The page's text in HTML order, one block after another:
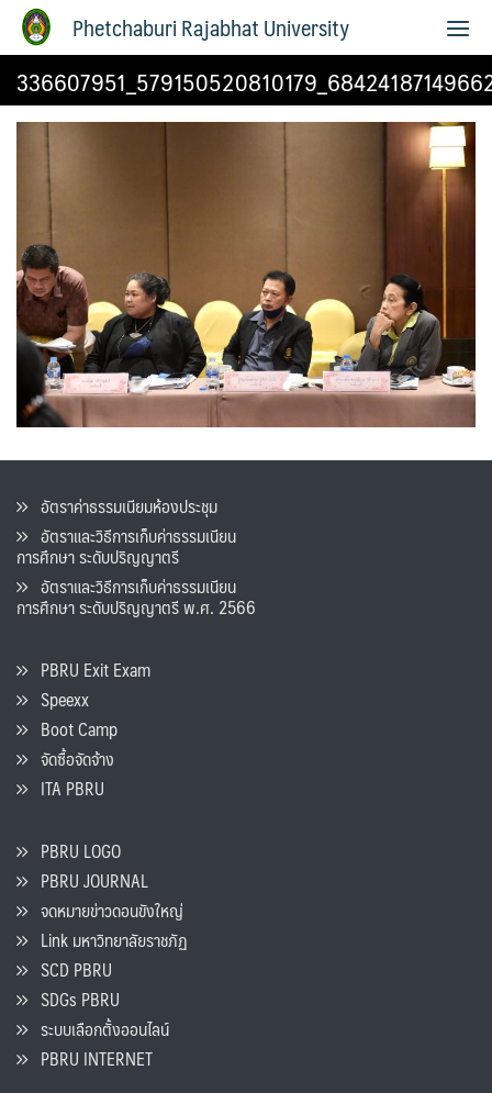
Phetchaburi Rajabhat University
อัตราค่าธรรมเนียมห้องประชุม
อัตราและวิธีการเก็บค่าธรรมเนียน
การศึกษา ระดับปริญญาตรี
อัตราและวิธีการเก็บค่าธรรมเนียน
การศึกษา ระดับปริญญาตรี พ.ศ. 2566
PBRU Exit Exam
Speexx
Boot Camp
จัดซื้อจัดจ้าง
ITA PBRU
PBRU LOGO
PBRU JOURNAL
จดหมายข่าวดอนขังใหญ่
Link มหาวิทยาลัยราชภัฏ
SCD PBRU
SDGs PBRU
ระบบเลือกตั้งออนไลน์
PBRU INTERNET